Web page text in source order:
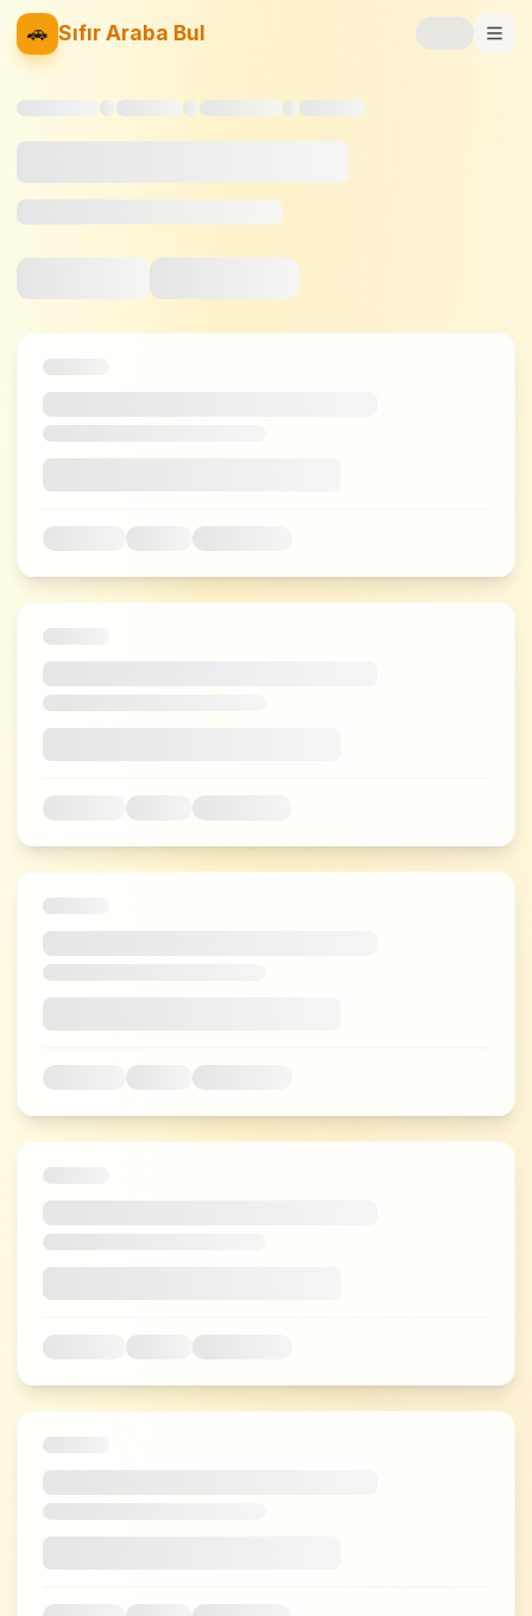
🚗 Sıfır Araba Bul
Markalar
🚙SUV
❤️Favoriler